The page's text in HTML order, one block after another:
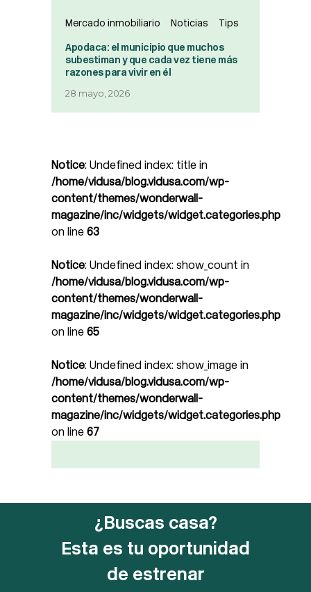
Mercado inmobiliario Noticias Tips
Apodaca: el municipio que muchos
subestiman y que cada vez tiene más
razones para vivir en él
28 mayo, 2026
Notice: Undefined index: title in
/home/vidusa/blog.vidusa.com/wp-
content/themes/wonderwall-
magazine/inc/widgets/widget.categories.php
on line 63
Notice: Undefined index: show_count in
/home/vidusa/blog.vidusa.com/wp-
content/themes/wonderwall-
magazine/inc/widgets/widget.categories.php
on line 65
Notice: Undefined index: show_image in
/home/vidusa/blog.vidusa.com/wp-
content/themes/wonderwall-
magazine/inc/widgets/widget.categories.php
on line 67
¿Buscas casa?
Esta es tu oportunidad
de estrenar